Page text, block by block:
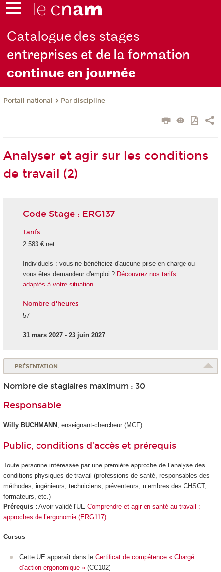
Catalogue des stages
entreprises et de la formation
continue en journée
Portail national Par discipline
Analyser et agir sur les conditions
de travail (2)
Code Stage : ERG137
Tarifs
2 583 € net
Individuels : vous ne bénéficiez d'aucune prise en charge ou
vous êtes demandeur d'emploi ? Découvrez nos tarifs
adaptés à votre situation
Nombre d'heures
57
31 mars 2027 - 23 juin 2027
PRÉSENTATION
Nombre de stagiaires maximum : 30
Responsable
Willy BUCHMANN , enseignant-chercheur (MCF)
Public, conditions d’accès et prérequis
Toute personne intéressée par une première approche de l’analyse des
conditions physiques de travail (professions de santé, responsables des
méthodes, ingénieurs, techniciens, préventeurs, membres des CHSCT,
formateurs, etc.)
Prérequis : Avoir validé l'UE Comprendre et agir en santé au travail :
approches de l’ergonomie (ERG117)
Cursus
Cette UE apparaît dans le Certificat de compétence « Chargé
d’action ergonomique » (CC102)